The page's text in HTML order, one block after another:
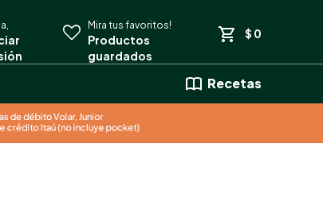
Recetas
$ 0